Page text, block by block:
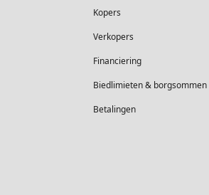
Kopers
Verkopers
Financiering
Biedlimieten & borgsommen
Betalingen